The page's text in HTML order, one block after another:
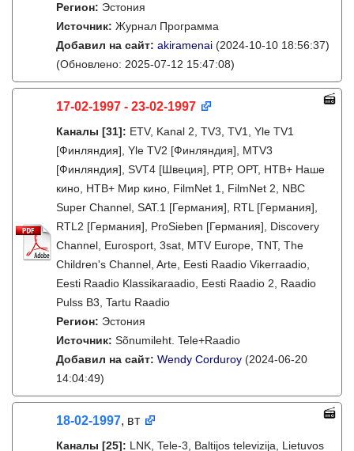
Регион: Эстония
Источник: Журнал Программа
Добавил на сайт: akiramenai (2024-10-10 18:56:37)
(Обновлено: 2025-07-12 15:47:08)
17-02-1997 - 23-02-1997
Каналы [31]: ETV, Kanal 2, TV3, TV1, Yle TV1
[Финляндия], Yle TV2 [Финляндия], MTV3
[Финляндия], SVT4 [Швеция], РТР, ОРТ, НТВ+ Наше
кино, НТВ+ Мир кино, FilmNet 1, FilmNet 2, NBC
Super Channel, SAT.1 [Германия], RTL [Германия],
RTL2 [Германия], ProSieben [Германия], Discovery
Channel, Eurosport, 3sat, MTV Europe, TNT, The
Children's Channel, Arte, Eesti Raadio Vikerraadio,
Eesti Raadio Klassikaraadio, Eesti Raadio 2, Raadio
Pulss B3, Tartu Raadio
Регион: Эстония
Источник: Sõnumileht. Tele+Raadio
Добавил на сайт: Wendy Corduroy (2024-06-20
14:04:49)
18-02-1997, вт
Каналы [25]: LNK, Tele-3, Baltijos televizija, Lietuvos